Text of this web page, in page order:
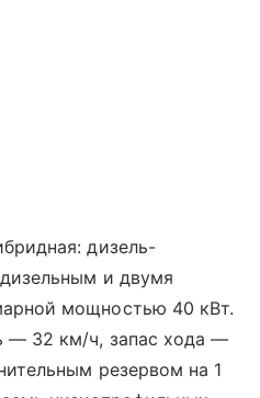
дизель-
и двумя
мощностью 40 кВт.
— 32 км/ч, запас хода —
резервом на 1